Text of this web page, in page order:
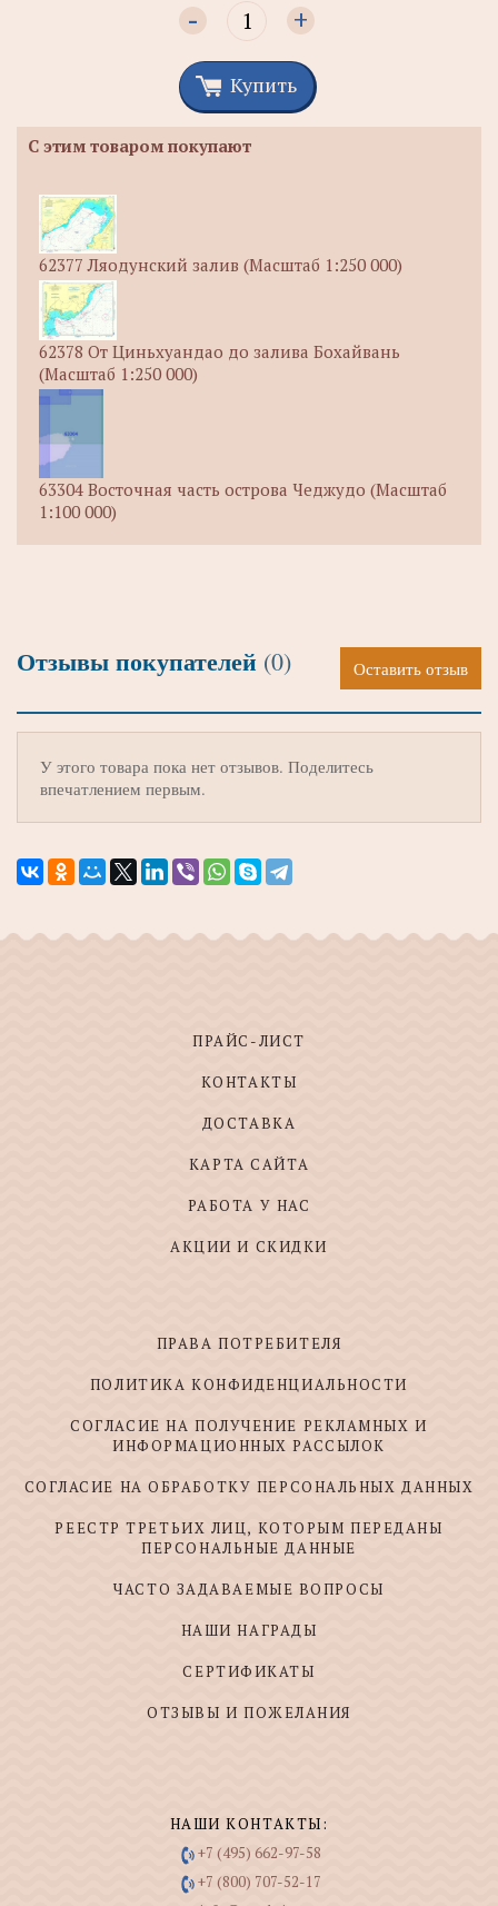
- +
Купить
С этим товаром покупают
62377 Ляодунский залив (Масштаб 1:250 000)
62378 От Циньхуандао до залива Бохайвань
(Масштаб 1:250 000)
63304 Восточная часть острова Чеджудо (Масштаб
1:100 000)
Отзывы покупателей (0) Оставить отзыв
У этого товара пока нет отзывов. Поделитесь
впечатлением первым.
ПРАЙС-ЛИСТ
КОНТАКТЫ
ДОСТАВКА
КАРТА САЙТА
РАБОТА У НАС
АКЦИИ И СКИДКИ
ПРАВА ПОТРЕБИТЕЛЯ
ПОЛИТИКА КОНФИДЕНЦИАЛЬНОСТИ
СОГЛАСИЕ НА ПОЛУЧЕНИЕ РЕКЛАМНЫХ И
ИНФОРМАЦИОННЫХ РАССЫЛОК
СОГЛАСИЕ НА ОБРАБОТКУ ПЕРСОНАЛЬНЫХ ДАННЫХ
РЕЕСТР ТРЕТЬИХ ЛИЦ, КОТОРЫМ ПЕРЕДАНЫ
ПЕРСОНАЛЬНЫЕ ДАННЫЕ
ЧАСТО ЗАДАВАЕМЫЕ ВОПРОСЫ
НАШИ НАГРАДЫ
СЕРТИФИКАТЫ
ОТЗЫВЫ И ПОЖЕЛАНИЯ
НАШИ КОНТАКТЫ:
+7 (495) 662-97-58
+7 (800) 707-52-17